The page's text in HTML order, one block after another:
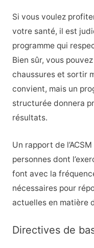
Si vous voulez
votre santé, il est
programme qui
Bien sûr, vous
chaussures et sortir
convient, mais un
structurée donnera
résultats.
Un rapport de
personnes dont
font avec la
nécessaires pour
actuelles en matière
Directives de